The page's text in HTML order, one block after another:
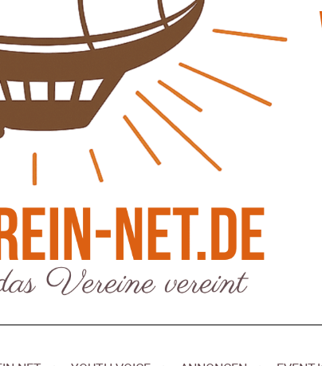
Magazin
Uringeruch –
wirklich Natur?
Kommunen
28. April 2026
– Sprudelwasser gilt als
-
26. März 2026
treffen Musik im
- 12. März 2026
Bücher - Ecke
Stephen Hawking –
große Fragen«
Patrick Reinisch-Fahrland
Frieden stiften ist das
Patrick Reinisch-Fahrland
Mond der vergessenen
Patrick Reinisch-Fahrland
Patrick Reinisch-Fahrland
Holmes im 20.
Patrick Reinisch-Fahrland